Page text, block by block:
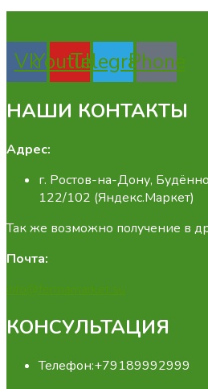
VkYoutubeTelegramPhone
НАШИ КОНТАКТЫ
Адрес:
г. Ростов-на-Дону,
122/102 (Яндекс.Маркет)
Так же возможно получение в
Почта:
info@fermamarket.su
КОНСУЛЬТАЦИЯ
Телефон:+79189992999